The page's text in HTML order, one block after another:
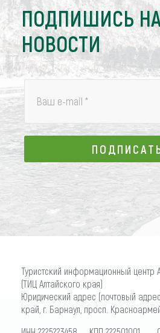
ПОДПИШИСЬ
НОВОСТИ
Ваш e-mail *
Туристский информационный центр
(ТИЦ Алтайского края)
Юридический адрес (почтовый
край, г. Барнаул, просп.